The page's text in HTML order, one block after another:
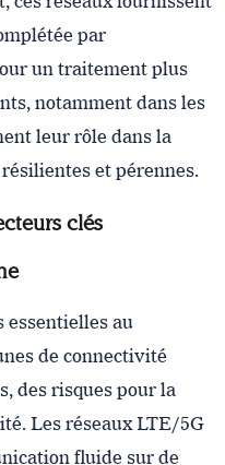
par
un traitement plus
notamment dans les
leur rôle dans la
et pérennes.
clés
essentielles au
de connectivité
des risques pour la
Les réseaux LTE/5G
fluide sur de